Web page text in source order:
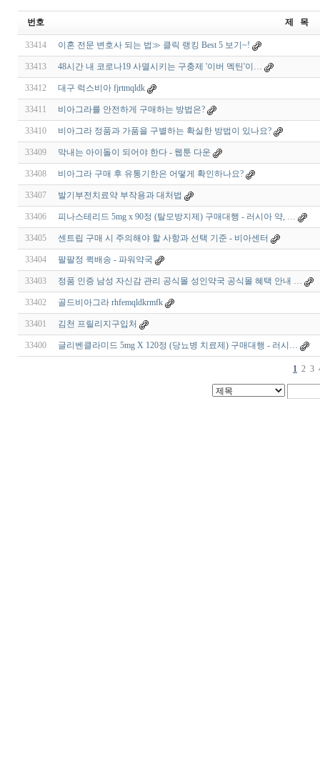
번호 제 목
33414 이혼 전문 변호사 되는 법≫ 클릭 랭킹 Best 5 보기~!
33413 48시간 내 코로나19 사멸시키는 구충제 '이버 멕틴'이…
33412 대구 럭스비아 fjrtmqldk
33411 비아그라를 안전하게 구매하는 방법은?
33410 비아그라 정품과 가품을 구별하는 확실한 방법이 있나요?
33409 막내는 아이돌이 되어야 한다 - 웹툰 다운
33408 비아그라 구매 후 유통기한은 어떻게 확인하나요?
33407 발기부전치료약 부작용과 대처법
33406 피나스테리드 5mg x 90정 (탈모방지제) 구매대행 - 러시아 약, …
33405 센트립 구매 시 주의해야 할 사항과 선택 기준 - 비아센터
33404 팔팔정 퀵배송 - 파워약국
33403 정품 인증 남성 자신감 관리 공식몰 성인약국 공식몰 혜택 안내 …
33402 골드비아그라 rhfemqldkrmfk
33401 김천 프릴리지구입처
33400 글리벤클라미드 5mg X 120정 (당뇨병 치료제) 구매대행 - 러시…
1 2 3